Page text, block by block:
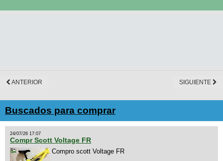
ANTERIOR SIGUIENTE
Buscados para comprar
24/07/26 17:07
Compr Scott Voltage FR
Compro scott Voltage FR